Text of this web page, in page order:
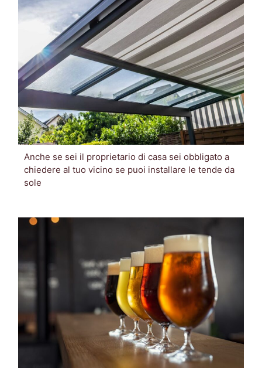
Anche se sei il proprietario di casa sei obbligato a
chiedere al tuo vicino se puoi installare le tende da
sole